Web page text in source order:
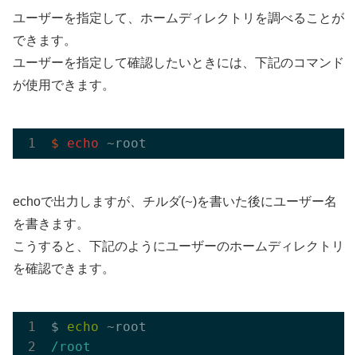
ユーザーを指定して、ホームディレクトリを調べることが
できます。
ユーザーを指定して確認したいときには、下記のコマンド
が使用できます。
$ echo ~root
echoで出力しますが、チルダ(~)を書いた後にユーザー名
を書きます。
こうすると、下記のようにユーザーのホームディレクトリ
を確認できます。
$ echo
/root